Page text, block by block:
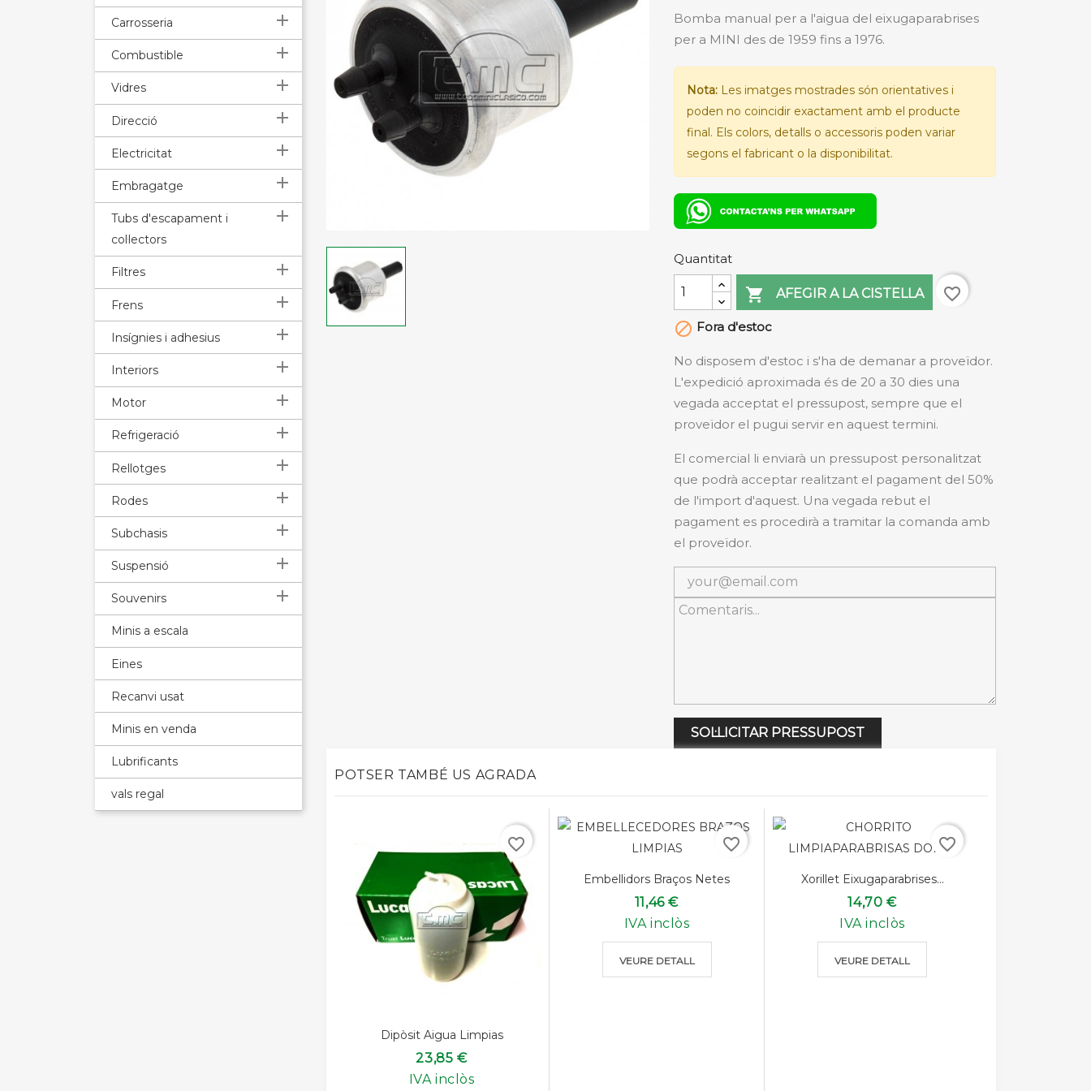
Carrosseria 
Combustible 
Vidres 
Direcció 
Electricitat 
Embragatge 
Tubs d'escapament i
col·lectors

Filtres 
Frens 
Insígnies i adhesius 
Interiors 
Motor 
Refrigeració 
Rellotges 
Rodes 
Subchasis 
Suspensió 
Souvenirs 
Minis a escala
Eines
Recanvi usat
Minis en venda
Lubrificants
vals regal
Bomba manual per a l'aigua del eixugaparabrises
per a MINI des de 1959 fins a 1976.
Nota:Les imatges mostrades són orientatives i
poden no coincidir exactament amb el producte
final. Els colors, detalls o accessoris poden variar
segons el fabricant o la disponibilitat.
Quantitat
 AFEGIR A LA CISTELLA
favorite_border
 Fora d'estoc
No disposem d'estoc i s'ha de demanar a proveïdor.
L'expedició aproximada és de 20 a 30 dies una
vegada acceptat el pressupost, sempre que el
proveïdor el pugui servir en aquest termini.
El comercial li enviarà un pressupost personalitzat
que podrà acceptar realitzant el pagament del 50%
de l'import d'aquest. Una vegada rebut el
pagament es procedirà a tramitar la comanda amb
el proveïdor.
SOL·LICITAR PRESSUPOST
POTSER TAMBÉ US AGRADA
Dipòsit Aigua Limpias
23,85 €
IVA inclòs
favorite_border
Embellidors Braços Netes
11,46 €
IVA inclòs
VEURE DETALL
favorite_border
Xorillet Eixugaparabrises...
14,70 €
IVA inclòs
VEURE DETALL
favorite_border